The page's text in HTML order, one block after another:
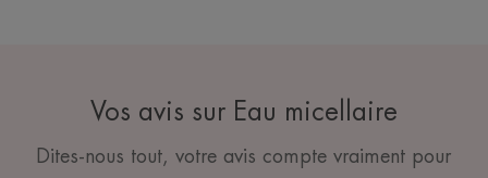
Vos avis sur Eau micellaire
Dites-nous tout, votre avis compte vraiment pour